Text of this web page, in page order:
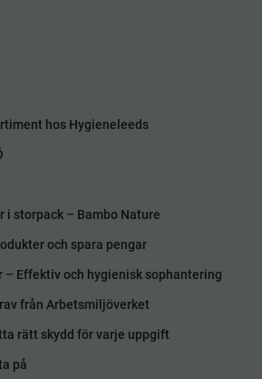
hos Hygieneleeds
storpack – Bambo Nature
och spara pengar
– Effektiv och hygienisk sophantering
från Arbetsmiljöverket
rätt skydd för varje uppgift
på